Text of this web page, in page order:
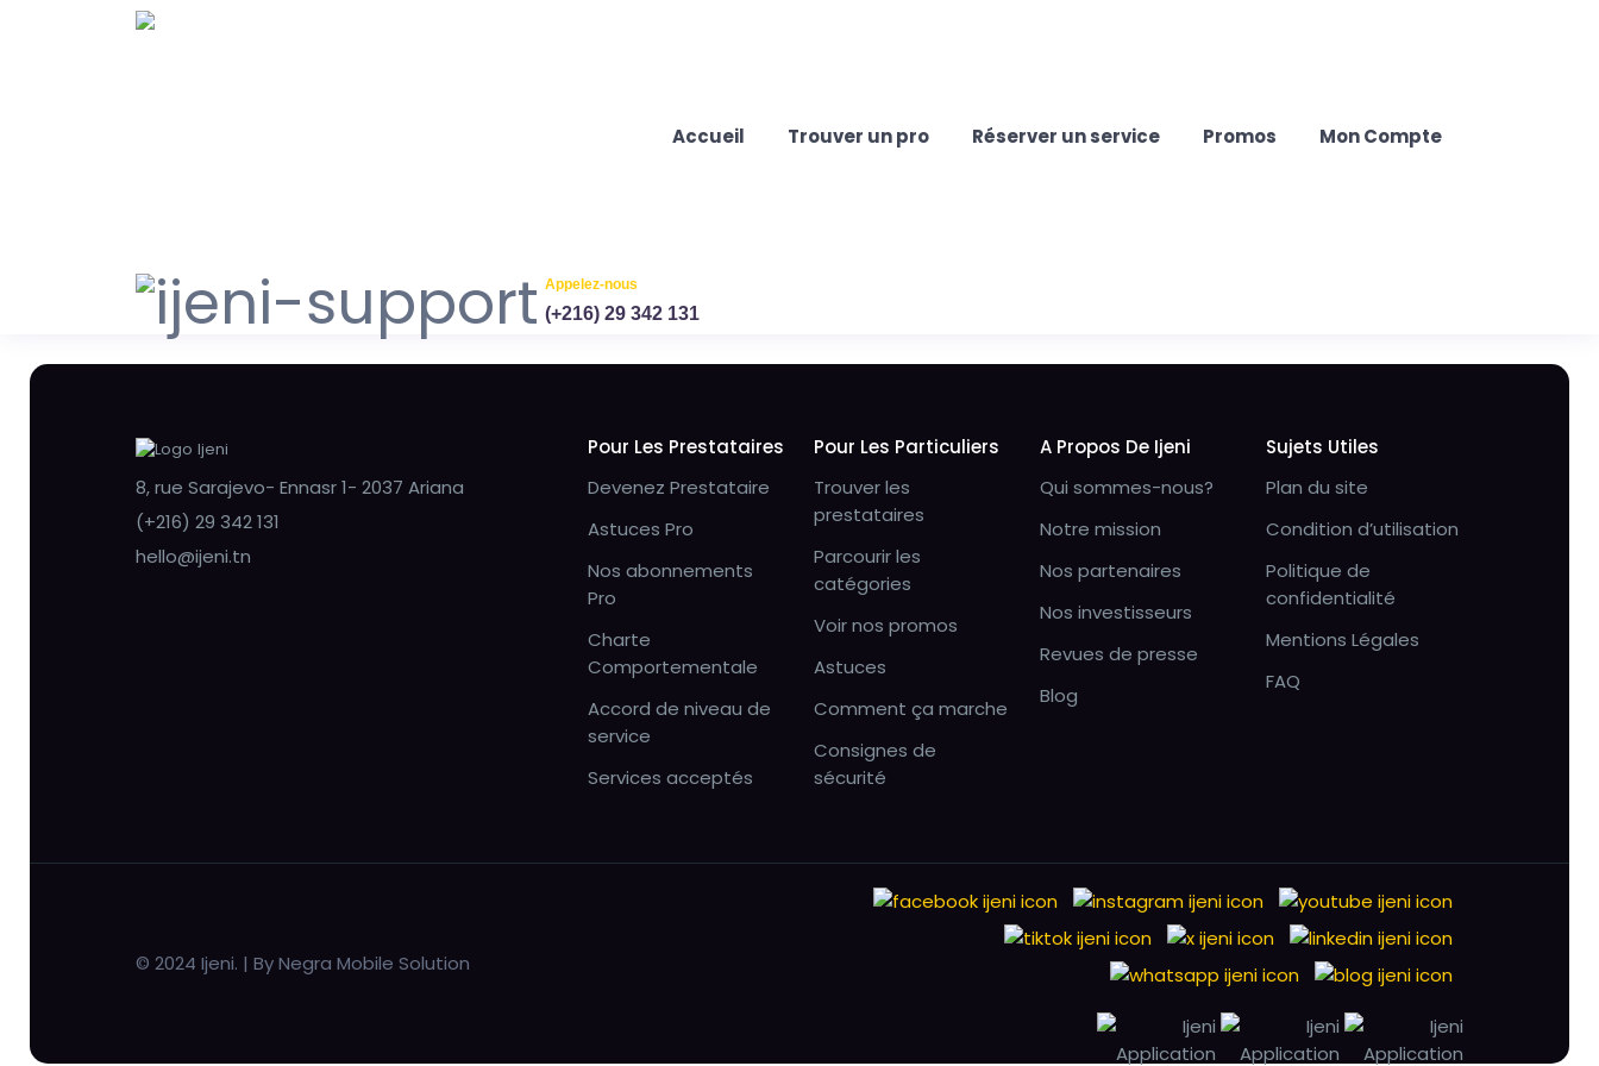
Accueil Trouver un pro Réserver un service Promos Mon Compte
Appelez-nous
(+216) 29 342 131
8, rue Sarajevo- Ennasr 1- 2037 Ariana
(+216) 29 342 131
hello@ijeni.tn
Pour Les Prestataires
Devenez Prestataire
Astuces Pro
Nos abonnements
Pro
Charte
Comportementale
Accord de niveau de
service
Services acceptés
Pour Les Particuliers
Trouver les
prestataires
Parcourir les
catégories
Voir nos promos
Astuces
Comment ça marche
Consignes de
sécurité
A Propos De Ijeni
Qui sommes-nous?
Notre mission
Nos partenaires
Nos investisseurs
Revues de presse
Blog
Sujets Utiles
Plan du site
Condition d’utilisation
Politique de
confidentialité
Mentions Légales
FAQ
© 2024 Ijeni. | By Negra Mobile Solution